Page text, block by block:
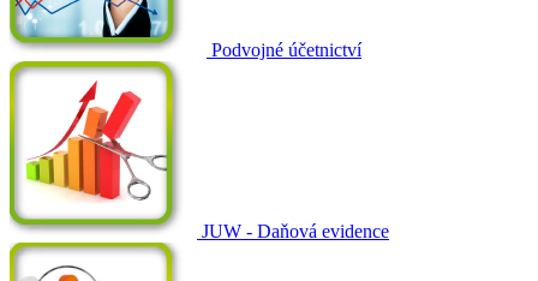
Podvojné účetnictví
JUW - Daňová evidence